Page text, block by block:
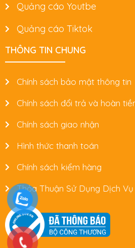
Quảng cáo Youtbe
Quảng cáo Tiktok
THÔNG TIN CHUNG
Chính sách bảo mật thông tin
Chính sách đổi trả và hoàn
Chính sách giao nhận
Hình thức thanh toán
Chính sách kiểm hàng
Thỏa Thuận Sử Dụng Dịch Vụ